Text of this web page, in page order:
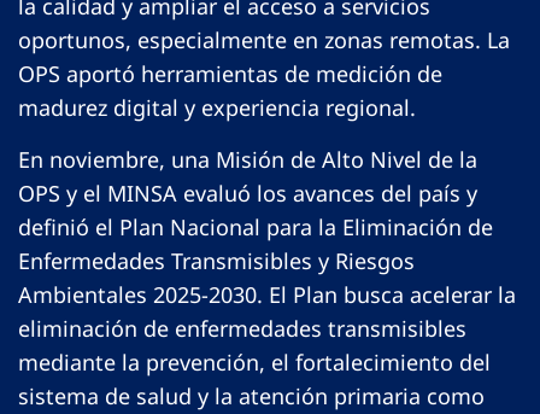
la calidad y ampliar el acceso a servicios
oportunos, especialmente en zonas remotas. La
OPS aportó herramientas de medición de
madurez digital y experiencia regional.
En noviembre, una Misión de Alto Nivel de la
OPS y el MINSA evaluó los avances del país y
definió el Plan Nacional para la Eliminación de
Enfermedades Transmisibles y Riesgos
Ambientales 2025-2030. El Plan busca acelerar la
eliminación de enfermedades transmisibles
mediante la prevención, el fortalecimiento del
sistema de salud y la atención primaria como